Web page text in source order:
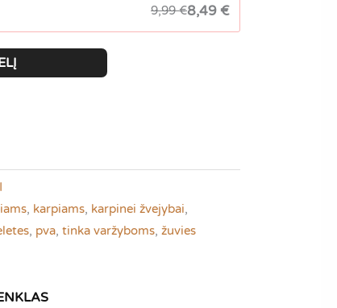
9,99€8,49€
, karpiams, karpinei žvejybai
, pva, tinka varžyboms, žuvies